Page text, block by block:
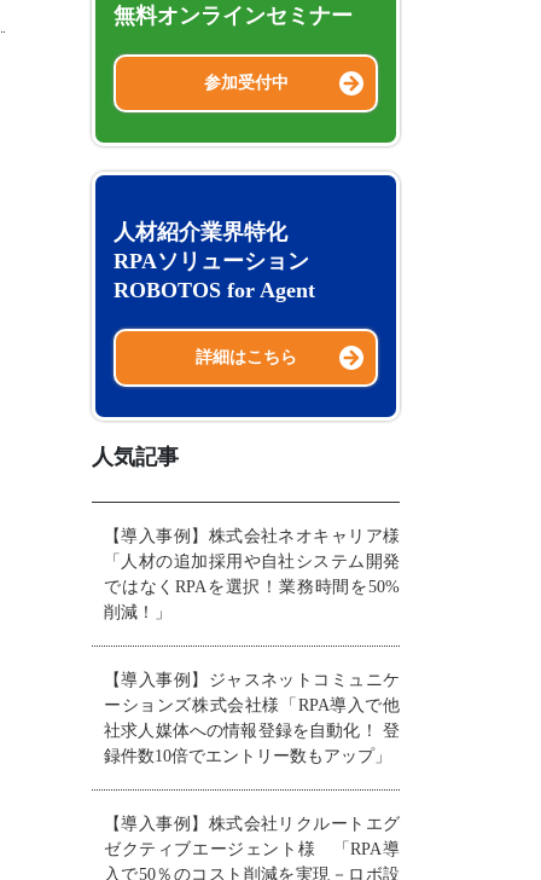
無料オンラインセミナー
参加受付中
人材紹介業界特化
RPAソリューション
ROBOTOS for Agent
詳細はこちら
人気記事
【導入事例】株式会社ネオキャリア様
「人材の追加採用や自社システム開発
ではなくRPAを選択！業務時間を50%
削減！」
【導入事例】ジャスネットコミュニケ
ーションズ株式会社様「RPA導入で他
社求人媒体への情報登録を自動化！ 登
録件数10倍でエントリー数もアップ」
【導入事例】株式会社リクルートエグ
ゼクティブエージェント様 「RPA導
入で50％のコスト削減を実現－ロボ設